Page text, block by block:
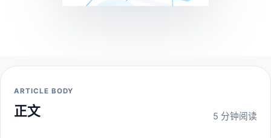
ARTICLE BODY
正文 5 分钟阅读